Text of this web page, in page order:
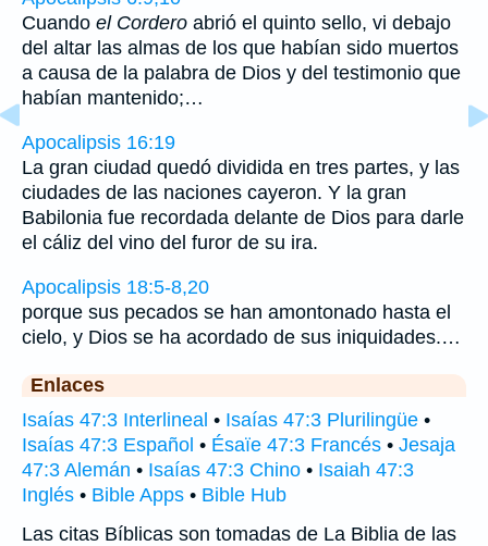
Cuando el Cordero abrió el quinto sello, vi debajo
del altar las almas de los que habían sido muertos
a causa de la palabra de Dios y del testimonio que
habían mantenido;…
Apocalipsis 16:19
La gran ciudad quedó dividida en tres partes, y las
ciudades de las naciones cayeron. Y la gran
Babilonia fue recordada delante de Dios para darle
el cáliz del vino del furor de su ira.
Apocalipsis 18:5-8,20
porque sus pecados se han amontonado hasta el
cielo, y Dios se ha acordado de sus iniquidades.…
Enlaces
Isaías 47:3 Interlineal • Isaías 47:3 Plurilingüe •
Isaías 47:3 Español • Ésaïe 47:3 Francés • Jesaja
47:3 Alemán • Isaías 47:3 Chino • Isaiah 47:3
Inglés • Bible Apps • Bible Hub
Las citas Bíblicas son tomadas de La Biblia de las